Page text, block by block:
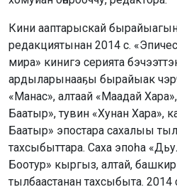
Кини ааптарыскай
редакциятынан 2014 с.
мира» кинигэ серията
ардыларынааҕы бырайыак
«Манас», алтаай «Маадай
Баатыр», тувин «Хунан Хара»,
Баатыр» эпостара сахалыы
тахсыбыттара. Саха эпоһа
Боотур» кыргыз, алтай,
тылбаастанан тахсыбыта.